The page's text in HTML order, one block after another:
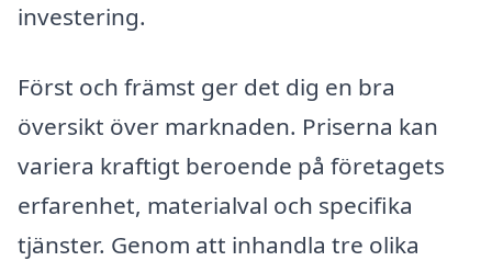
investering.
Först och främst ger det dig en bra
översikt över marknaden. Priserna kan
variera kraftigt beroende på företagets
erfarenhet, materialval och specifika
tjänster. Genom att inhandla tre olika